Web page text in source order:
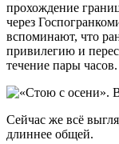
прохождение
через
вспоминают, что
привилегию и
течение пары часов.
Сейчас же всё
длиннее общей.